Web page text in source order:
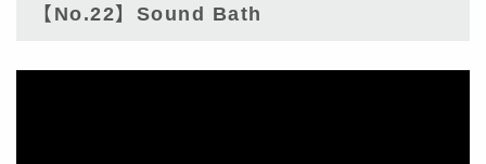
【No.22】Sound Bath